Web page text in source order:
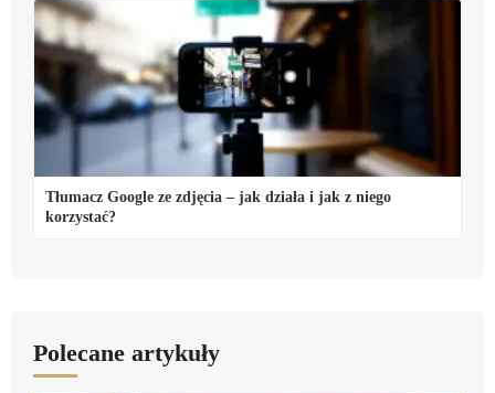
Tłumacz Google ze zdjęcia – jak działa i jak z niego
korzystać?
Polecane artykuły